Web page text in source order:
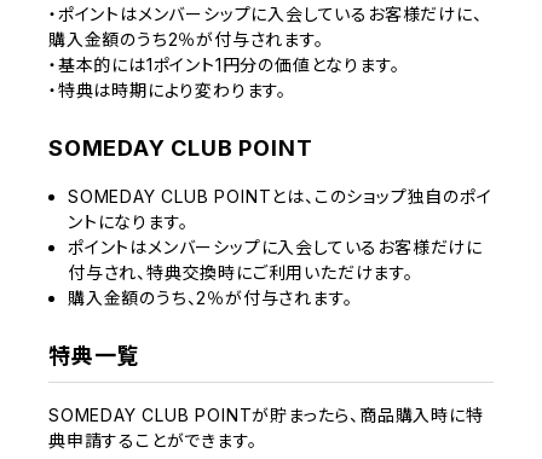
・ポイントはメンバーシップに入会しているお客様だけに、
購入金額のうち2％が付与されます。
・基本的には1ポイント1円分の価値となります。
・特典は時期により変わります。
SOMEDAY CLUB POINT
SOMEDAY CLUB POINTとは、このショップ独自のポイ
ントになります。
ポイントはメンバーシップに入会しているお客様だけに
付与され、特典交換時にご利用いただけます。
購入金額のうち、2％が付与されます。
特典一覧
SOMEDAY CLUB POINTが貯まったら、商品購入時に特
典申請することができます。